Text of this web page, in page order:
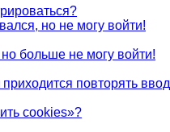
но не могу войти!
больше не могу войти!
повторять ввод
cookies»?